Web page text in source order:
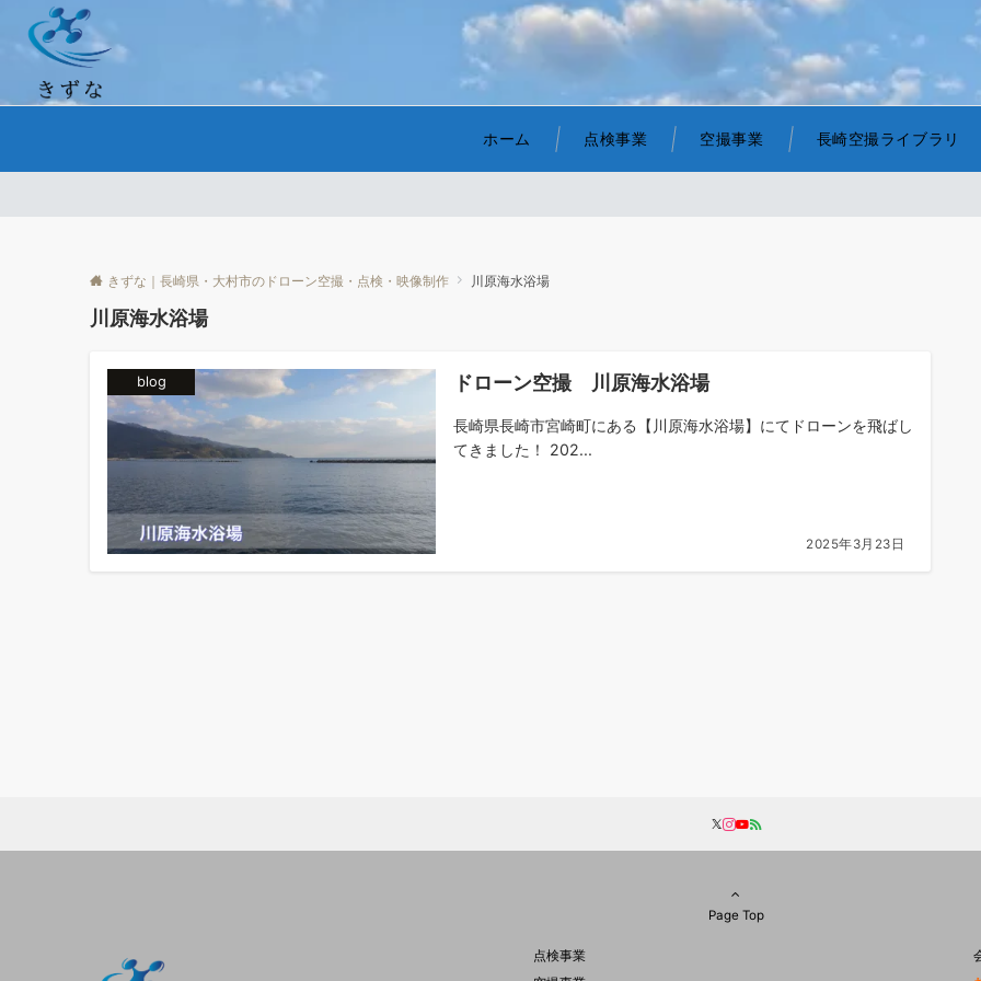
ホーム 点検事業 空撮事業 長崎空撮ライブラリ
きずな｜長崎県・大村市のドローン空撮・点検・映像制作 川原海水浴場
川原海水浴場
blog ドローン空撮 川原海水浴場
長崎県長崎市宮崎町にある【川原海水浴場】にてドローンを飛ばし
てきました！ 202...
2025年3月23日
Page Top
点検事業